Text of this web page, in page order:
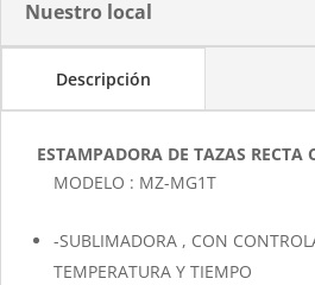
Nuestro local
Descripción
ESTAMPADORA DE TAZAS RECTA
MODELO : MZ-MG1T
-SUBLIMADORA , CON
TEMPERATURA Y TIEMPO